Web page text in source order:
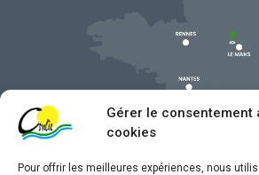
Gérer le consentement
cookies
Pour offrir les meilleures expériences, nous